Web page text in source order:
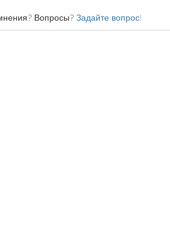
Вопросы?Задайте вопрос!